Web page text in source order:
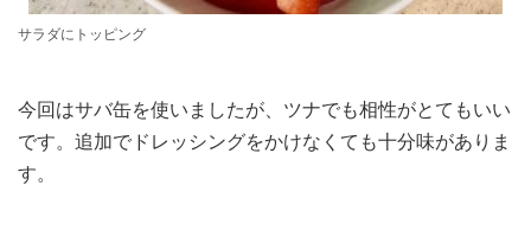
サラダにトッピング
今回はサバ缶を使いましたが、ツナでも相性がとてもいい
です。追加でドレッシングをかけなくても十分味がありま
す。